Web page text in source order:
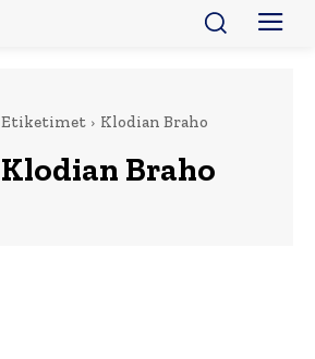
Etiketimet Klodian Braho
Klodian Braho